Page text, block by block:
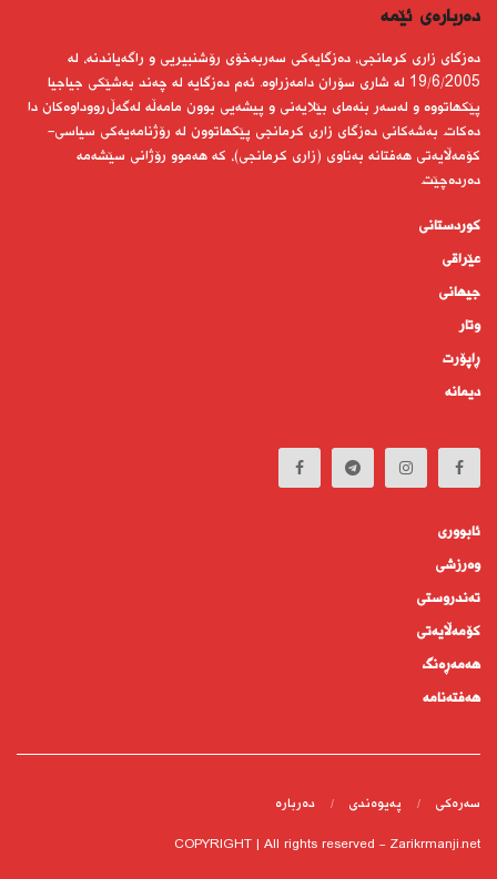
دەربارەى ئێمە
دەزگای زاری كرمانجی، دەزگایەكی سەربەخۆی رۆشنبیریی و راگەیاندنە، لە
19/6/2005 لە شاری سۆران دامەزراوە. ئەم دەزگایە لە چەند بەشێكی جیاجیا
پێكهاتووە و لەسەر بنەمای بێلایەنی و پیشەیی بوون مامەڵە لەگەڵ رووداوەكان دا
دەكات. بەشەكانی دەزگای زاری كرمانجی پێكهاتوون لە رۆژنامەیەكی سیاسی-
كۆمەڵایەتی هەفتانە بەناوی (زاری كرمانجی)، كە هەموو رۆژانی سێشەمە
دەردەچێت.
کوردستانى
عێراقی
جیهانى
وتار
ڕاپۆرت
دیمانە
ئابوورى
وەرزشی
تەندروستى
كۆمه‌ڵايه‌تى
هەمەڕەنگ
هەفتەنامە
سەرەکی پەیوەندى دەربارە
COPYRIGHT | All rights reserved - Zarikrmanji.net